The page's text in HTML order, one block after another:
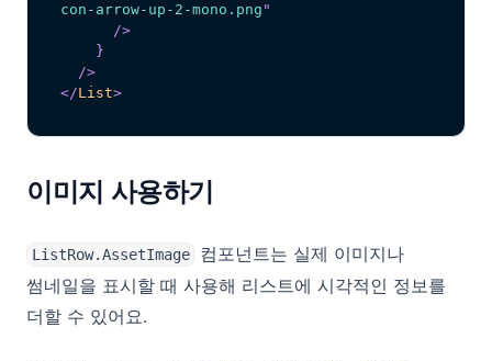
con-arrow-up-2-mono.png "
/>
}
/>
</List>
이미지 사용하기
ListRow.AssetImage
컴포넌트는 실제 이미지나
썸네일을 표시할 때 사용해 리스트에 시각적인 정보를
더할 수 있어요.